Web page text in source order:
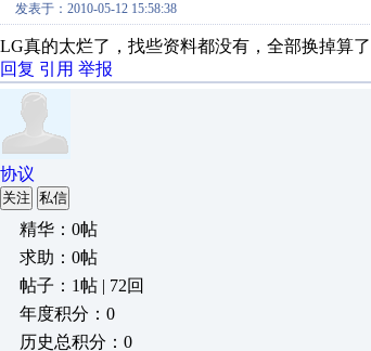
发表于：2010-05-12 15:58:38
LG真的太烂了，找些资料都没有，全部换掉算
回复 引用 举报
协议
关注 私信
精华：0帖
求助：0帖
帖子：1帖 | 72回
年度积分：0
历史总积分：0